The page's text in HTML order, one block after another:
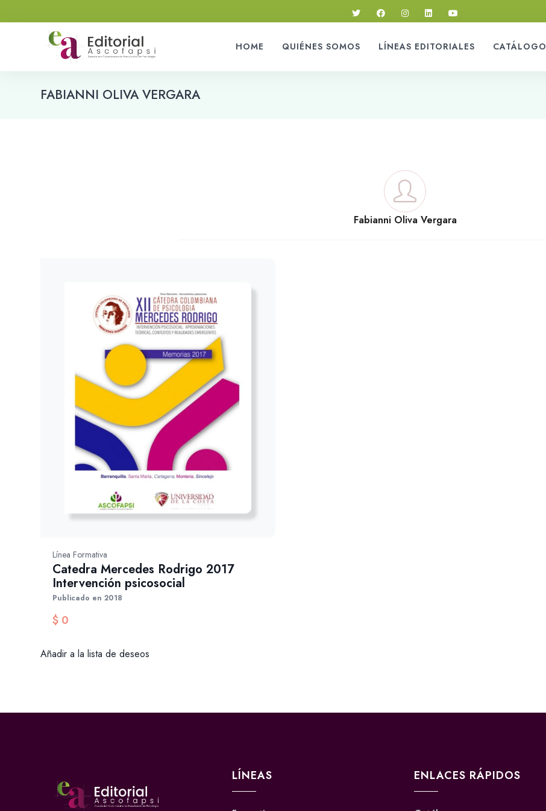
HOME QUIÉNES SOMOS LÍNEAS EDITORIALES CATÁLOGO
FABIANNI OLIVA VERGARA
Fabianni Oliva Vergara
Línea Formativa
Catedra Mercedes Rodrigo 2017
Intervención psicosocial
Publicado en 2018
$ 0
Añadir a la lista de deseos
LÍNEAS ENLACES RÁPIDOS